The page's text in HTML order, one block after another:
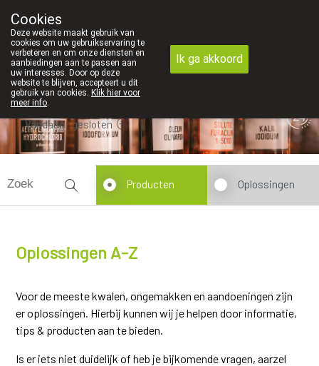
02/5135502
Vandaag gesloten
Oplossingen A-Z
Producten Oplossingen
Voor de meeste kwalen, ongemakken en aandoeningen zijn
er oplossingen. Hierbij kunnen wij je helpen door informatie,
tips & producten aan te bieden.
Is er iets niet duidelijk of heb je bijkomende vragen, aarzel
Cookies
Deze website maakt gebruik van
cookies om uw gebruikservaring te
verbeteren en om onze diensten en
aanbiedingen aan te passen aan
uw interesses. Door op deze
website te blijven, accepteert u dit
gebruik van cookies. Klik hier voor
meer info.
Ik ga akkoord